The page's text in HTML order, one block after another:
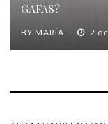
GAFAS?
BY MARÍA 2